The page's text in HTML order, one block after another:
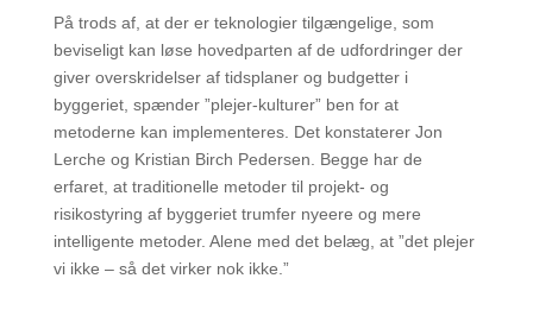
På trods af, at der er teknologier tilgængelige, som
beviseligt kan løse hovedparten af de udfordringer der
giver overskridelser af tidsplaner og budgetter i
byggeriet, spænder ”plejer-kulturer” ben for at
metoderne kan implementeres. Det konstaterer Jon
Lerche og Kristian Birch Pedersen. Begge har de
erfaret, at traditionelle metoder til projekt- og
risikostyring af byggeriet trumfer nyeere og mere
intelligente metoder. Alene med det belæg, at ”det plejer
vi ikke – så det virker nok ikke.”